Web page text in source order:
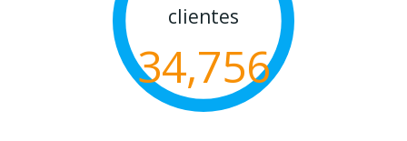
clientes
34,756